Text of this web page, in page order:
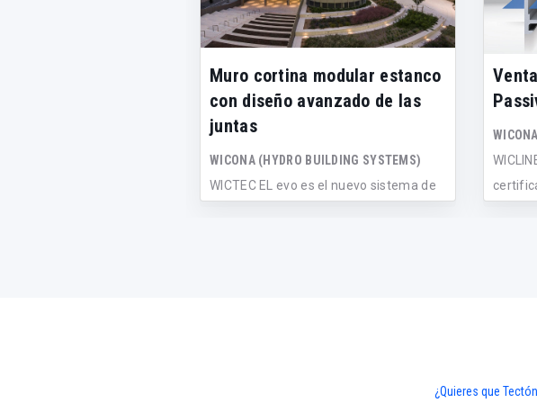
Muro cortina modular estanco
con diseño avanzado de las
juntas
WICONA (HYDRO BUILDING SYSTEMS)
WICTEC EL evo es el nuevo sistema de
¿Quieres que